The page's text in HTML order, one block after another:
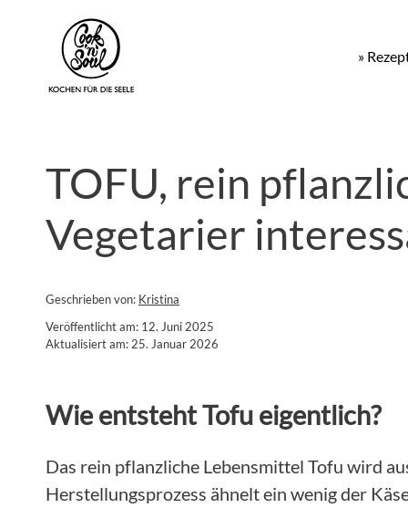
»
TOFU, rein
Vegetarier
Geschrieben von: Kristina
Veröffentlicht am: 12. Juni 2025
Aktualisiert am: 25. Januar 2026
Wie entsteht Tofu eigentlich?
Das rein pflanzliche Lebensmittel Tofu wird
Herstellungsprozess ähnelt ein wenig der